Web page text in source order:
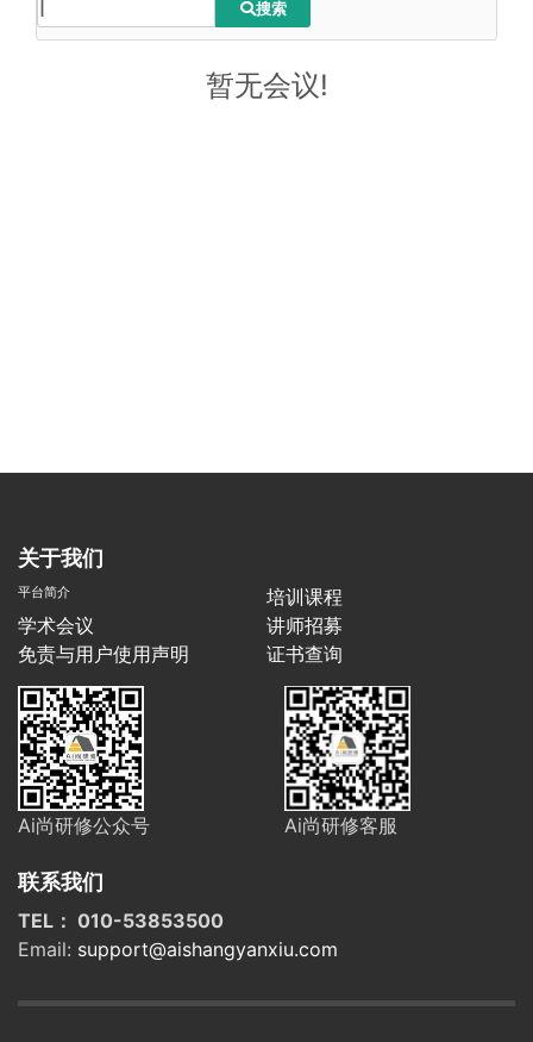
搜索
暂无会议!
关于我们
平台简介
培训课程
学术会议
讲师招募
免责与用户使用声明
证书查询
Ai尚研修公众号 Ai尚研修客服
联系我们
TEL： 010-53853500
Email: support@aishangyanxiu.com